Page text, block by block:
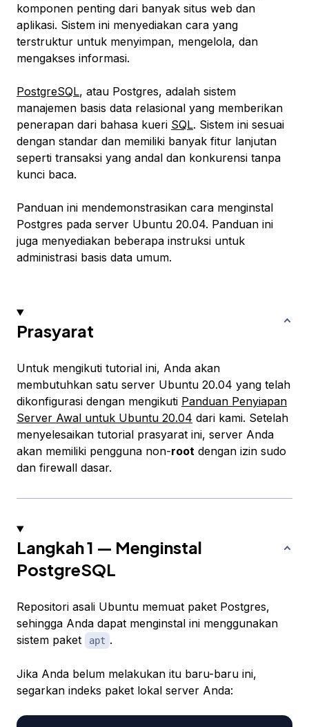
komponen penting dari banyak situs web dan
aplikasi. Sistem ini menyediakan cara yang
terstruktur untuk menyimpan, mengelola, dan
mengakses informasi.
PostgreSQL, atau Postgres, adalah sistem
manajemen basis data relasional yang memberikan
penerapan dari bahasa kueri SQL. Sistem ini sesuai
dengan standar dan memiliki banyak fitur lanjutan
seperti transaksi yang andal dan konkurensi tanpa
kunci baca.
Panduan ini mendemonstrasikan cara menginstal
Postgres pada server Ubuntu 20.04. Panduan ini
juga menyediakan beberapa instruksi untuk
administrasi basis data umum.
Prasyarat
Untuk mengikuti tutorial ini, Anda akan
membutuhkan satu server Ubuntu 20.04 yang telah
dikonfigurasi dengan mengikuti Panduan Penyiapan
Server Awal untuk Ubuntu 20.04 dari kami. Setelah
menyelesaikan tutorial prasyarat ini, server Anda
akan memiliki pengguna non-root dengan izin sudo
dan firewall dasar.
Langkah 1 — Menginstal
PostgreSQL
Repositori asali Ubuntu memuat paket Postgres,
sehingga Anda dapat menginstal ini menggunakan
sistem paket
apt .
Jika Anda belum melakukan itu baru-baru ini,
segarkan indeks paket lokal server Anda: